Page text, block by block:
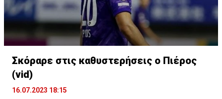
Σκόραρε στις καθυστερήσεις ο Πιέρος
(vid)
16.07.2023 18:15